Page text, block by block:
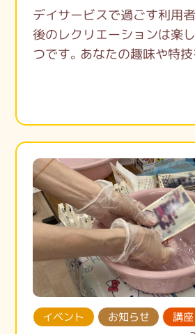
デイサービスで過ごす利用
後のレクリエーションは楽
つです。あなたの趣味や特
「音楽で一緒に歌いたい」「
したい」といった体験型のプ
ています。
あなたの温かな手助けをお
イベント お知らせ
講座